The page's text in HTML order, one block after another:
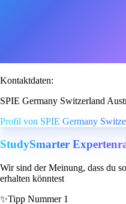
Kontaktdaten:
SPIE Germany Switzerland
Profil von SPIE Germany
StudySmarter
Wir sind der Meinung, dass du
erhalten könntest
✨Tipp Nummer 1